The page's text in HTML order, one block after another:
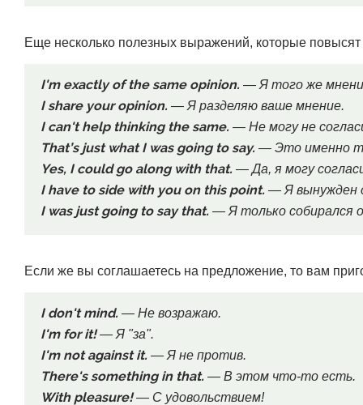
Еще несколько полезных выражений, которые
I'm exactly of the same opinion. — Я того же
I share your opinion. — Я разделяю ваше мнение.
I can't help thinking the same. — Не могу не
That’s just what I was going to say. — Это именно
Yes, I could go along with that. — Да, я могу
I have to side with you on this point. — Я вынужден
I was just going to say that. — Я только собирался
Если же вы соглашаетесь на предложение, то вам
I don't mind. — Не возражаю.
I'm for it!— Я "за".
I'm not against it. — Я не против.
There's something in that. — В этом что-то есть.
With pleasure!— С удовольствием!